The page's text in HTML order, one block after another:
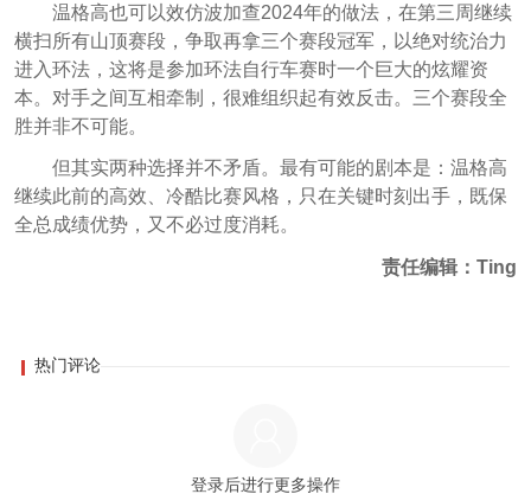
温格高也可以效仿波加查2024年的做法，在第三周继续
横扫所有山顶赛段，争取再拿三个赛段冠军，以绝对统治力
进入环法，这将是参加环法自行车赛时一个巨大的炫耀资
本。对手之间互相牵制，很难组织起有效反击。三个赛段全
胜并非不可能。
但其实两种选择并不矛盾。最有可能的剧本是：温格高
继续此前的高效、冷酷比赛风格，只在关键时刻出手，既保
全总成绩优势，又不必过度消耗。
责任编辑：Ting
热门评论
登录后进行更多操作